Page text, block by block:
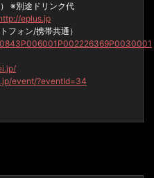
※別途ドリンク代
eplus.jp
フォン/携帯共通）
event/?eventId=34